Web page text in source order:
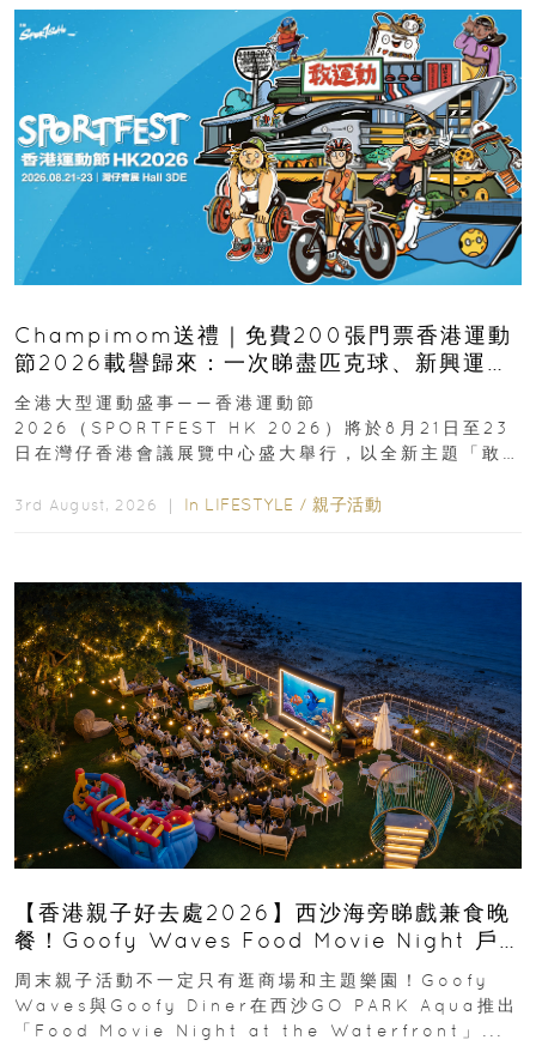
Champimom送禮｜免費200張門票香港運動
節2026載譽歸來：一次睇盡匹克球、新興運
動、街舞比賽＋逾百運動品牌展覽
全港大型運動盛事——香港運動節
2026（SPORTFEST HK 2026）將於8月21日至23
日在灣仔香港會議展覽中心盛大舉行，以全新主題「敢
3rd August, 2026 ｜ In LIFESTYLE / 親子活動
【香港親子好去處2026】西沙海旁睇戲兼食晚
餐！Goofy Waves Food Movie Night 戶
外影院逢週末登場
周末親子活動不一定只有逛商場和主題樂園！Goofy
Waves與Goofy Diner在西沙GO PARK Aqua推出
「Food Movie Night at the Waterfront」...